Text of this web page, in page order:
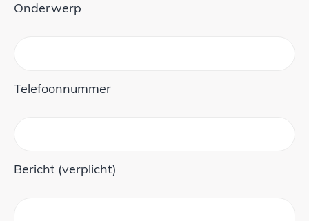
Onderwerp
Telefoonnummer
Bericht (verplicht)